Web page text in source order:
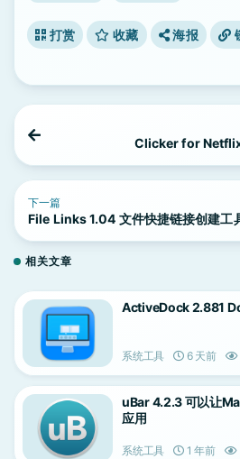
打赏 收藏 海报
Clicker for
下一篇
File Links 1.04 文件快捷链接创建工
相关文章
ActiveDock 2.881
系统工具 6 天前
uBar 4.2.3 可以让
应用
系统工具 1 年前